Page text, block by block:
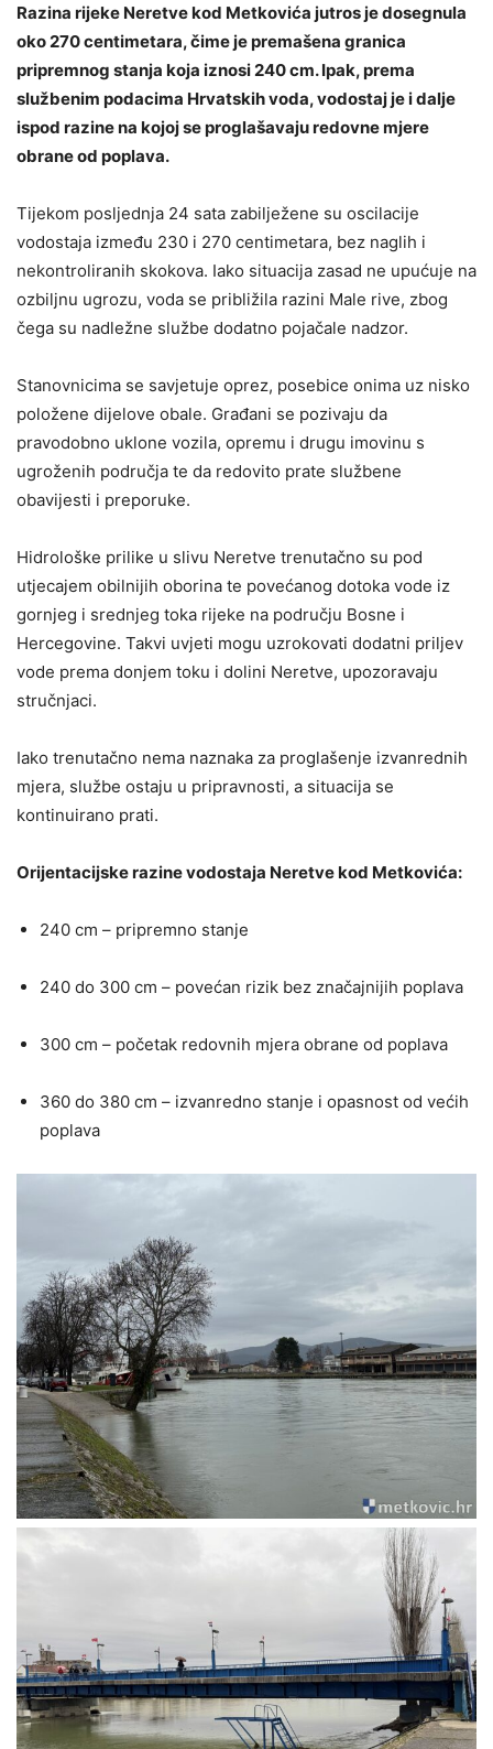
Razina rijeke Neretve kod Metkovića jutros je dosegnula
oko 270 centimetara, čime je premašena granica
pripremnog stanja koja iznosi 240 cm. Ipak, prema
službenim podacima Hrvatskih voda, vodostaj je i dalje
ispod razine na kojoj se proglašavaju redovne mjere
obrane od poplava.
Tijekom posljednja 24 sata zabilježene su oscilacije
vodostaja između 230 i 270 centimetara, bez naglih i
nekontroliranih skokova. Iako situacija zasad ne upućuje na
ozbiljnu ugrozu, voda se približila razini Male rive, zbog
čega su nadležne službe dodatno pojačale nadzor.
Stanovnicima se savjetuje oprez, posebice onima uz nisko
položene dijelove obale. Građani se pozivaju da
pravodobno uklone vozila, opremu i drugu imovinu s
ugroženih područja te da redovito prate službene
obavijesti i preporuke.
Hidrološke prilike u slivu Neretve trenutačno su pod
utjecajem obilnijih oborina te povećanog dotoka vode iz
gornjeg i srednjeg toka rijeke na području Bosne i
Hercegovine. Takvi uvjeti mogu uzrokovati dodatni priljev
vode prema donjem toku i dolini Neretve, upozoravaju
stručnjaci.
Iako trenutačno nema naznaka za proglašenje izvanrednih
mjera, službe ostaju u pripravnosti, a situacija se
kontinuirano prati.
Orijentacijske razine vodostaja Neretve kod Metkovića:
240 cm – pripremno stanje
240 do 300 cm – povećan rizik bez značajnijih poplava
300 cm – početak redovnih mjera obrane od poplava
360 do 380 cm – izvanredno stanje i opasnost od većih
poplava